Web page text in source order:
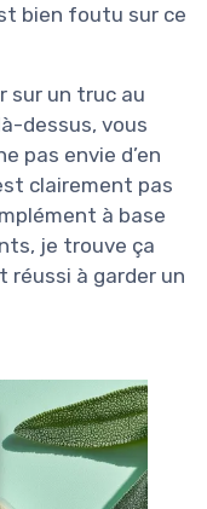
bien foutu sur ce
sur un truc au
dessus, vous
pas envie d’en
clairement pas
à base
je trouve ça
réussi à garder un